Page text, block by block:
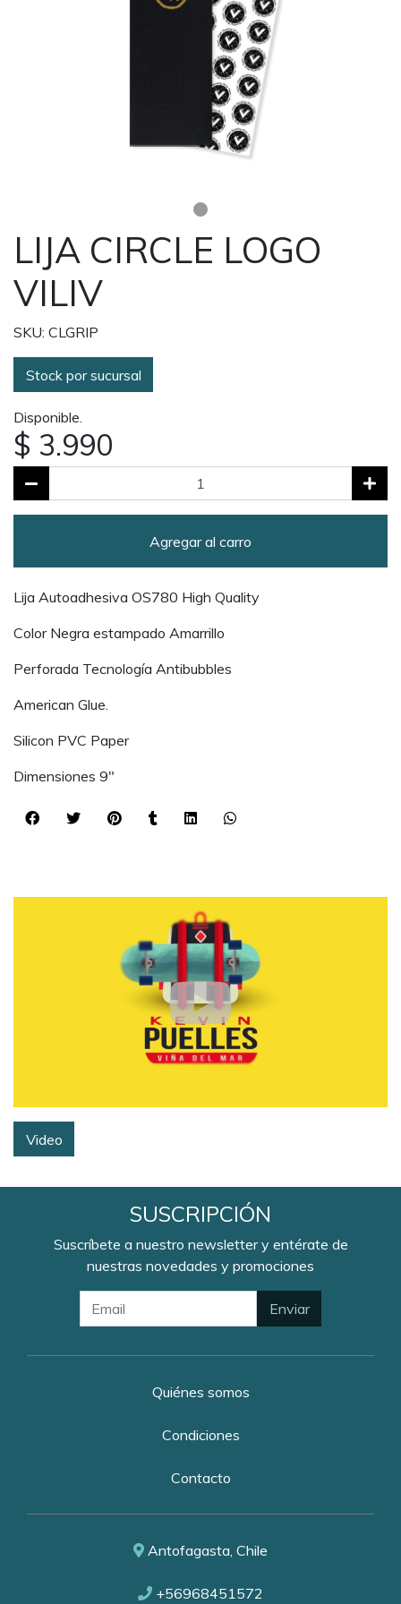
LIJA CIRCLE LOGO
VILIV
SKU: CLGRIP
Stock por sucursal
Disponible.
$ 3.990
Agregar al carro
Lija Autoadhesiva OS780 High Quality
Color Negra estampado Amarrillo
Perforada Tecnología Antibubbles
American Glue.
Silicon PVC Paper
Dimensiones 9"
Video
SUSCRIPCIÓN
Suscríbete a nuestro newsletter y entérate de
nuestras novedades y promociones
Enviar
Quiénes somos
Condiciones
Contacto
Antofagasta, Chile
+56968451572